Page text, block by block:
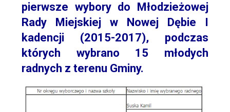
pierwsze wybory do Młodzieżowej
Rady Miejskiej w Nowej Dębie I
kadencji (2015-2017), podczas
których wybrano 15 młodych
radnych z terenu Gminy.